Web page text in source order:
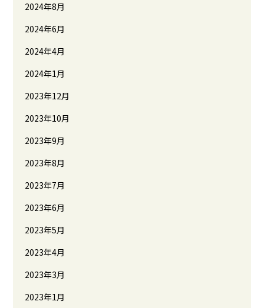
2024年8月
2024年6月
2024年4月
2024年1月
2023年12月
2023年10月
2023年9月
2023年8月
2023年7月
2023年6月
2023年5月
2023年4月
2023年3月
2023年1月